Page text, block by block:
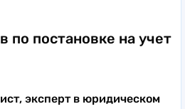
по постановке на учет
эксперт в юридическом